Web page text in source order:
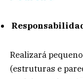
Realizará
(estruturas e